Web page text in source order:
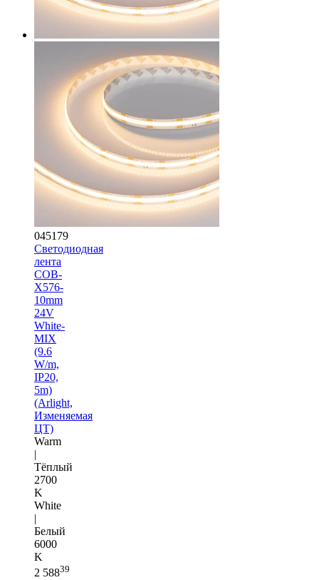
045179
Светодиодная
лента
COB-
X576-
10mm
24V
White-
MIX
(9.6
W/m,
IP20,
5m)
(Arlight,
Изменяемая
ЦТ)
Warm
|
Тёплый
2700
K
White
|
Белый
6000
K
2 58839